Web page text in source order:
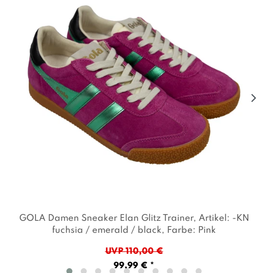
GOLA Damen Sneaker Elan Glitz Trainer, Artikel: -KN
fuchsia / emerald / black, Farbe: Pink
UVP 110,00 €
99,99 € *